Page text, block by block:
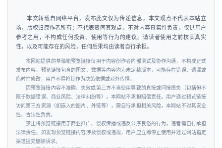
本文转载自网络平台，发布此文仅为传递信息，本文观点不代表本站立
场，版权归原作者所有；不代表赞同其观点，不对内容真实性负责，仅供用户
参考之用，不构成任何投资、使用等行为的建议。请读者使用之前核实真实
性，以及可能存在的风险，任何后果均由读者自行承担。
本网站提供的草稿箱预览链接仅用于内容创作者内部测试及协作沟通，不构成正式
发布内容。预览链接包含的图文、数据等内容均为未定稿版本，可能存在错误、遗漏或
临时性修改，用户不得将其作为决策依据或对外传播。
因预览链接内容不准确、失效或第三方不当使用导致的直接或间接损失（包括但不
限于数据错误、商业风险、法律纠纷等），本网站不承担赔偿责任。用户通过预览链接
访问第三方资源（如嵌入的图片、外链等），需自行承担相关风险，本网站不对其安全
性、合法性负责。
禁止将预览链接用于商业推广、侵权传播或违反公序良俗的行为，违者需自行承担
法律责任。如发现预览链接内容涉及侵权或违规，用户应立即停止使用并通过网站指定
渠道提交删除请求。